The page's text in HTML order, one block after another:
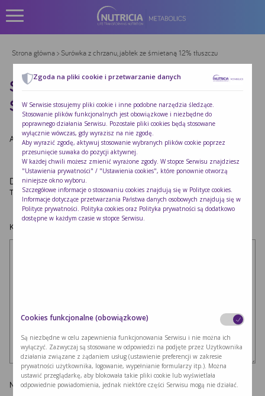
Strona główna> Surówka z chrzanu, jabłek ze śmietaną 12% tłuszczu
SURÓWKA Z CHRZANU, JABŁEK ZE
ŚMIETANĄ 12% TŁUSZCZU
Autor:Redakcja Nutricia|Opublikowano:2022-10-24
Dodaj komentarz
Twój adres e-mail nie zostanie opublikowany. Wymagane pola są oznaczone
Komentarz
Nazwa*
Zgoda na pliki cookie i przetwarzanie danych
W Serwisie stosujemy pliki cookie i inne podobne narzędzia śledzące.
Stosowanie plików funkcjonalnych jest obowiązkowe i niezbędne do
poprawnego działania Serwisu. Pozostałe pliki cookies będą stosowane
wyłącznie wówczas, gdy wyrazisz na nie zgodę.
Aby wyrazić zgodę, aktywuj stosowanie wybranych plików cookie poprzez
przesunięcie suwaka do pozycji aktywnej.
W każdej chwili możesz zmienić wyrażone zgody. W stopce Serwisu znajdziesz
"Ustawienia prywatności" / "Ustawienia cookies", które ponownie otworzą
niniejsze okno wyboru.
Szczegółowe informacje o stosowaniu cookies znajdują się w Polityce cookies
Informacje dotyczące przetwarzania Państwa danych osobowych znajdują się w
Polityce prywatności . Polityka cookies oraz Polityka prywatności są dodatkowo
dostępne w każdym czasie w stopce Serwisu.
Cookies funkcjonalne (obowiązkowe)
Są niezbędne w celu zapewnienia funkcjonowania Serwisu i nie można ich
wyłączyć. Zazwyczaj są stosowane w odpowiedzi na podjęte przez Użytkownika
działania związane z żądaniem usług (ustawienie preferencji w zakresie
prywatności użytkownika, logowanie, wypełnianie formularzy itp.). Można
ustawić przeglądarkę, aby blokowała takie pliki cookie lub wyświetlała
odpowiednie powiadomienia, jednak niektóre części Serwisu mogą nie działać.